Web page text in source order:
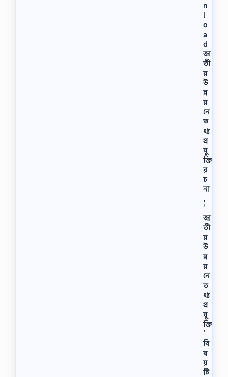
n
l
o
a
d
জা
তী
য়
উ
ন্ন
য়
নে
ত
থ্য
প্র
যু
ক্তি
র
চ
না
,
‘
জা
তী
য়
উ
ন্ন
য়
নে
ত
থ্য
প্র
যু
ক্তি
’
বি
ষ
য়
টি